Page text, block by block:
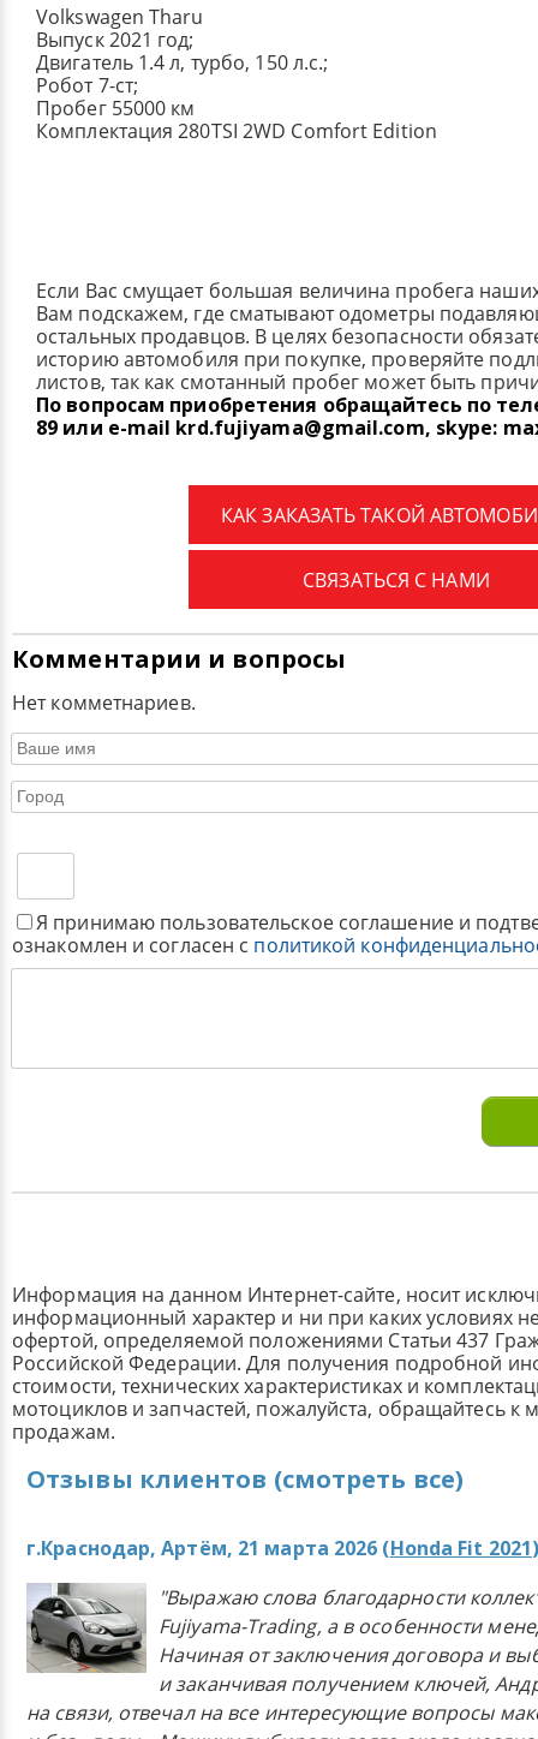
Volkswagen Tharu
Выпуск 2021 год;
Двигатель 1.4 л, турбо, 150 л.с.;
Робот 7-ст;
Пробег 55000 км
Комплектация 280TSI 2WD Comfort Edition
Если Вас смущает большая величина пробега
Вам подскажем, где сматывают одометры
остальных продавцов. В целях безопасности
историю автомобиля при покупке, проверяйте
листов, так как смотанный пробег может быть
По вопросам приобретения обращайтесь по
89 или e-mail krd.fujiyama@gmail.com, skype:
КАК ЗАКАЗАТЬ ТАКОЙ
СВЯЗАТЬСЯ С НАМИ
Комментарии и вопросы
Нет комметнариев.
Я принимаю пользовательское соглашение и
ознакомлен и согласен с политикой
Информация на данном Интернет-сайте, носит
информационный характер и ни при каких условиях
офертой, определяемой положениями Статьи 437
Российской Федерации. Для получения подробной
стоимости, технических характеристиках и
мотоциклов и запчастей, пожалуйста, обращайтесь к
продажам.
Отзывы клиентов (смотреть все)
г.Краснодар, Артём, 21 марта 2026 (Honda Fit 2021
"Выражаю слова благодарности
Fujiyama-Trading, а в особенности
Начиная от заключения договора и
и заканчивая получением ключей,
на связи, отвечал на все интересующие вопросы